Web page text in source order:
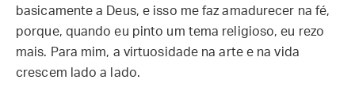
basicamente a Deus, e isso me faz amadurecer na fé,
porque, quando eu pinto um tema religioso, eu rezo
mais. Para mim, a virtuosidade na arte e na vida
crescem lado a lado.